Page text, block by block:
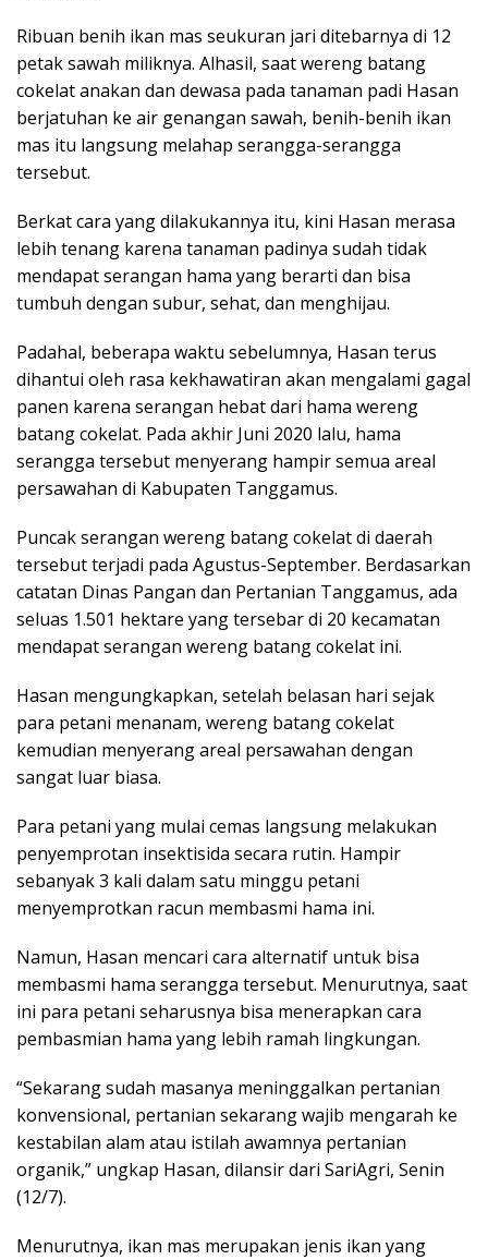
Ribuan benih ikan mas seukuran jari ditebarnya di 12
petak sawah miliknya. Alhasil, saat wereng batang
cokelat anakan dan dewasa pada tanaman padi Hasan
berjatuhan ke air genangan sawah, benih-benih ikan
mas itu langsung melahap serangga-serangga
tersebut.
Berkat cara yang dilakukannya itu, kini Hasan merasa
lebih tenang karena tanaman padinya sudah tidak
mendapat serangan hama yang berarti dan bisa
tumbuh dengan subur, sehat, dan menghijau.
Padahal, beberapa waktu sebelumnya, Hasan terus
dihantui oleh rasa kekhawatiran akan mengalami gagal
panen karena serangan hebat dari hama wereng
batang cokelat. Pada akhir Juni 2020 lalu, hama
serangga tersebut menyerang hampir semua areal
persawahan di Kabupaten Tanggamus.
Puncak serangan wereng batang cokelat di daerah
tersebut terjadi pada Agustus-September. Berdasarkan
catatan Dinas Pangan dan Pertanian Tanggamus, ada
seluas 1.501 hektare yang tersebar di 20 kecamatan
mendapat serangan wereng batang cokelat ini.
Hasan mengungkapkan, setelah belasan hari sejak
para petani menanam, wereng batang cokelat
kemudian menyerang areal persawahan dengan
sangat luar biasa.
Para petani yang mulai cemas langsung melakukan
penyemprotan insektisida secara rutin. Hampir
sebanyak 3 kali dalam satu minggu petani
menyemprotkan racun membasmi hama ini.
Namun, Hasan mencari cara alternatif untuk bisa
membasmi hama serangga tersebut. Menurutnya, saat
ini para petani seharusnya bisa menerapkan cara
pembasmian hama yang lebih ramah lingkungan.
“Sekarang sudah masanya meninggalkan pertanian
konvensional, pertanian sekarang wajib mengarah ke
kestabilan alam atau istilah awamnya pertanian
organik,” ungkap Hasan, dilansir dari SariAgri, Senin
(12/7).
Menurutnya, ikan mas merupakan jenis ikan yang